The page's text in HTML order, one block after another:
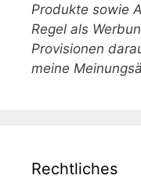
Produkte sowie
Regel als
Provisionen
meine
Rechtliches